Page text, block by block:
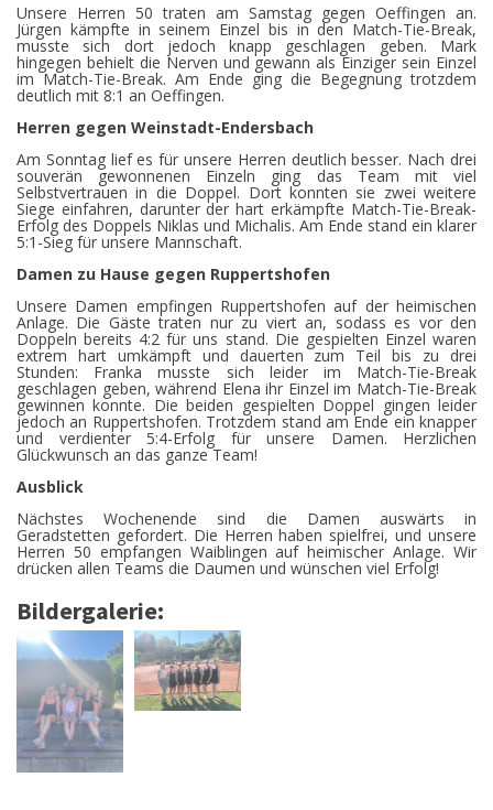
Unsere Herren 50 traten am Samstag gegen Oeffingen an.
Jürgen kämpfte in seinem Einzel bis in den Match-Tie-Break,
musste sich dort jedoch knapp geschlagen geben. Mark
hingegen behielt die Nerven und gewann als Einziger sein Einzel
im Match-Tie-Break. Am Ende ging die Begegnung trotzdem
deutlich mit 8:1 an Oeffingen.
Herren gegen Weinstadt-Endersbach
Am Sonntag lief es für unsere Herren deutlich besser. Nach drei
souverän gewonnenen Einzeln ging das Team mit viel
Selbstvertrauen in die Doppel. Dort konnten sie zwei weitere
Siege einfahren, darunter der hart erkämpfte Match-Tie-Break-
Erfolg des Doppels Niklas und Michalis. Am Ende stand ein klarer
5:1-Sieg für unsere Mannschaft.
Damen zu Hause gegen Ruppertshofen
Unsere Damen empfingen Ruppertshofen auf der heimischen
Anlage. Die Gäste traten nur zu viert an, sodass es vor den
Doppeln bereits 4:2 für uns stand. Die gespielten Einzel waren
extrem hart umkämpft und dauerten zum Teil bis zu drei
Stunden: Franka musste sich leider im Match-Tie-Break
geschlagen geben, während Elena ihr Einzel im Match-Tie-Break
gewinnen konnte. Die beiden gespielten Doppel gingen leider
jedoch an Ruppertshofen. Trotzdem stand am Ende ein knapper
und verdienter 5:4-Erfolg für unsere Damen. Herzlichen
Glückwunsch an das ganze Team!
Ausblick
Nächstes Wochenende sind die Damen auswärts in
Geradstetten gefordert. Die Herren haben spielfrei, und unsere
Herren 50 empfangen Waiblingen auf heimischer Anlage. Wir
drücken allen Teams die Daumen und wünschen viel Erfolg!
Bildergalerie: